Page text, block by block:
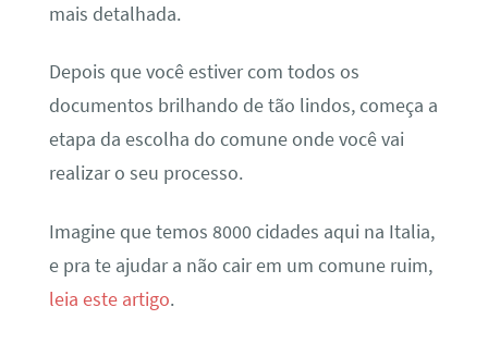
mais detalhada.
Depois que você estiver com todos os
documentos brilhando de tão lindos, começa a
etapa da escolha do comune onde você vai
realizar o seu processo.
Imagine que temos 8000 cidades aqui na Italia,
e pra te ajudar a não cair em um comune ruim,
leia este artigo.